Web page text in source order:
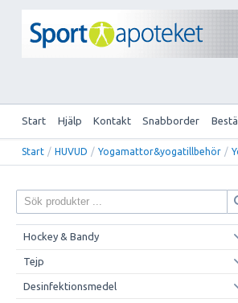
Start Hjälp Kontakt Snabborder
Start / HUVUD / Yogamattor&yogatillbehör /
Hockey & Bandy
Tejp
Desinfektionsmedel